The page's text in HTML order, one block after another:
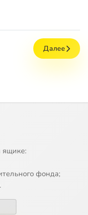
Далее
ящике:
фонда;